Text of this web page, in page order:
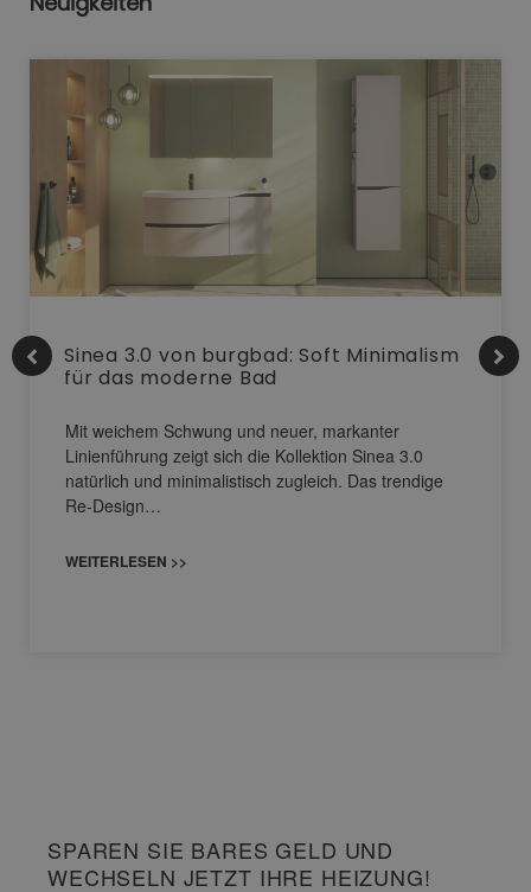
Sinea 3.0 von burgbad: Soft Minimalism
für das moderne Bad
Mit weichem Schwung und neuer, markanter
Linienführung zeigt sich die Kollektion Sinea 3.0
natürlich und minimalistisch zugleich. Das trendige
Re-Design…
WEITERLESEN >>
SPAREN SIE BARES GELD UND
WECHSELN JETZT IHRE HEIZUNG!